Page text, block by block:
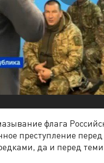
флага
преступление
да и перед